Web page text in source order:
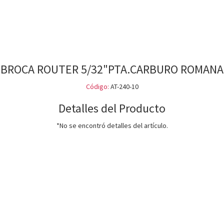
BROCA ROUTER 5/32"PTA.CARBURO ROMANA
Código: AT-240-10
Detalles del Producto
*No se encontró detalles del artículo.